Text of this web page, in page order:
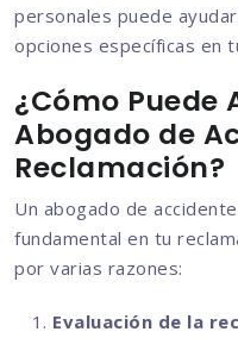
personales puede
opciones específicas en
¿Cómo Puede
Abogado de
Reclamación?
Un abogado de
fundamental en tu
por varias razones:
Evaluación de la